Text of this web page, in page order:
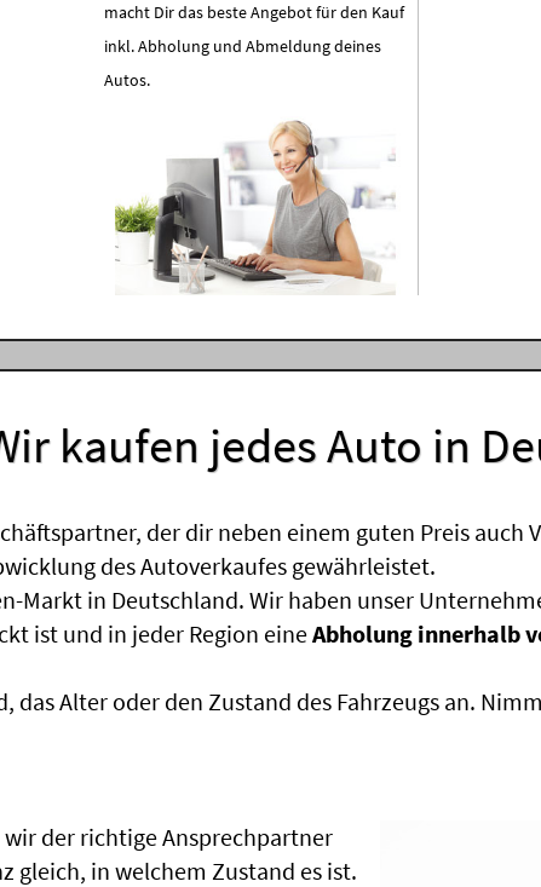
macht Dir das beste Angebot für den Kauf
inkl. Abholung und Abmeldung deines
Autos.
kaufen jedes Auto in
der dir neben einem guten Preis auch
des Autoverkaufes gewährleistet.
Markt in Deutschland. Wir haben unser
ist und in jeder Region eineAbholung innerhalb
Alter oder den Zustand des Fahrzeugs an. Nimm
wir der richtige Ansprechpartner
gleich, in welchem Zustand es ist.